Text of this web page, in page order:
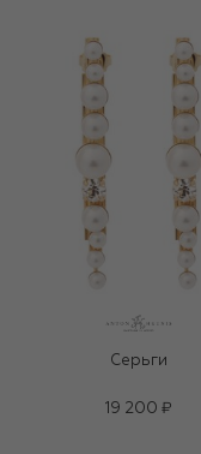
Серьги
19 200 ₽